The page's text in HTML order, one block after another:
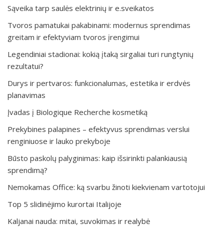
Sąveika tarp saulės elektrinių ir e.sveikatos
Tvoros pamatukai pakabinami: modernus sprendimas
greitam ir efektyviam tvoros įrengimui
Legendiniai stadionai: kokią įtaką sirgaliai turi rungtynių
rezultatui?
Durys ir pertvaros: funkcionalumas, estetika ir erdvės
planavimas
Įvadas į Biologique Recherche kosmetiką
Prekybines palapines – efektyvus sprendimas verslui
renginiuose ir lauko prekyboje
Būsto paskolų palyginimas: kaip išsirinkti palankiausią
sprendimą?
Nemokamas Office: ką svarbu žinoti kiekvienam vartotojui
Top 5 slidinėjimo kurortai Italijoje
Kaljanai nauda: mitai, suvokimas ir realybė